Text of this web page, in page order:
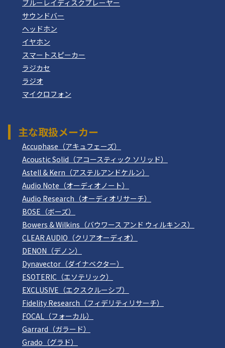
ブルーレイディスクプレーヤー
サウンドバー
ヘッドホン
イヤホン
スマートスピーカー
ラジカセ
ラジオ
マイクロフォン
主な取扱メーカー
Accuphase（アキュフェーズ）
Acoustic Solid（アコースティック ソリッド）
Astell & Kern（アステルアンドケルン）
Audio Note（オーディオノート）
Audio Research（オーディオリサーチ）
BOSE（ボーズ）
Bowers & Wilkins（バウワース アンド ウィルキンス）
CLEAR AUDIO（クリアオーディオ）
DENON（デノン）
Dynavector（ダイナベクター）
ESOTERIC（エソテリック）
EXCLUSIVE（エクスクルーシブ）
Fidelity Research（フィデリティリサーチ）
FOCAL（フォーカル）
Garrard（ガラード）
Grado（グラド）